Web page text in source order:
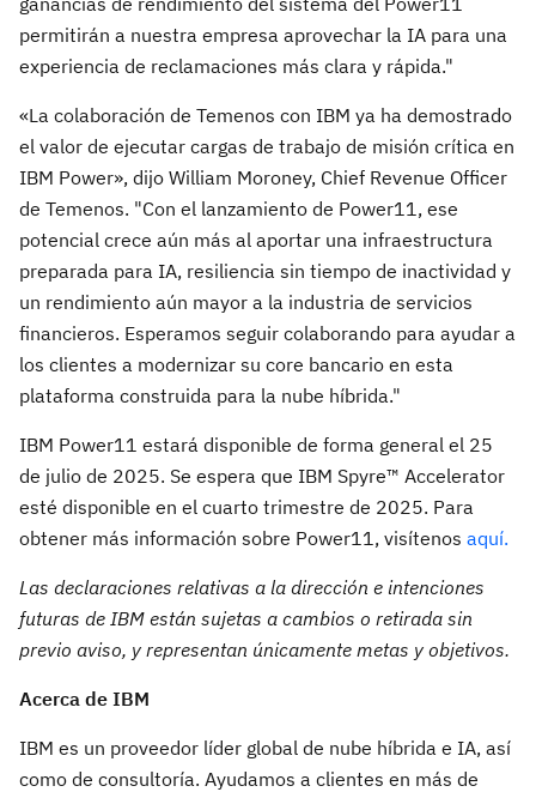
permitirán a nuestra empresa aprovechar la IA para una
experiencia de reclamaciones más clara y rápida."
«La colaboración de Temenos con IBM ya ha demostrado
el valor de ejecutar cargas de trabajo de misión crítica en
IBM Power», dijo William Moroney, Chief Revenue Officer
de Temenos. "Con el lanzamiento de Power11, ese
potencial crece aún más al aportar una infraestructura
preparada para IA, resiliencia sin tiempo de inactividad y
un rendimiento aún mayor a la industria de servicios
financieros. Esperamos seguir colaborando para ayudar a
los clientes a modernizar su core bancario en esta
plataforma construida para la nube híbrida."
IBM Power11 estará disponible de forma general el 25
de julio de 2025. Se espera que IBM Spyre™ Accelerator
esté disponible en el cuarto trimestre de 2025. Para
obtener más información sobre Power11, visítenos aquí.
Las declaraciones relativas a la dirección e intenciones
futuras de IBM están sujetas a cambios o retirada sin
previo aviso, y representan únicamente metas y objetivos.
Acerca de IBM
IBM es un proveedor líder global de nube híbrida e IA, así
como de consultoría. Ayudamos a clientes en más de